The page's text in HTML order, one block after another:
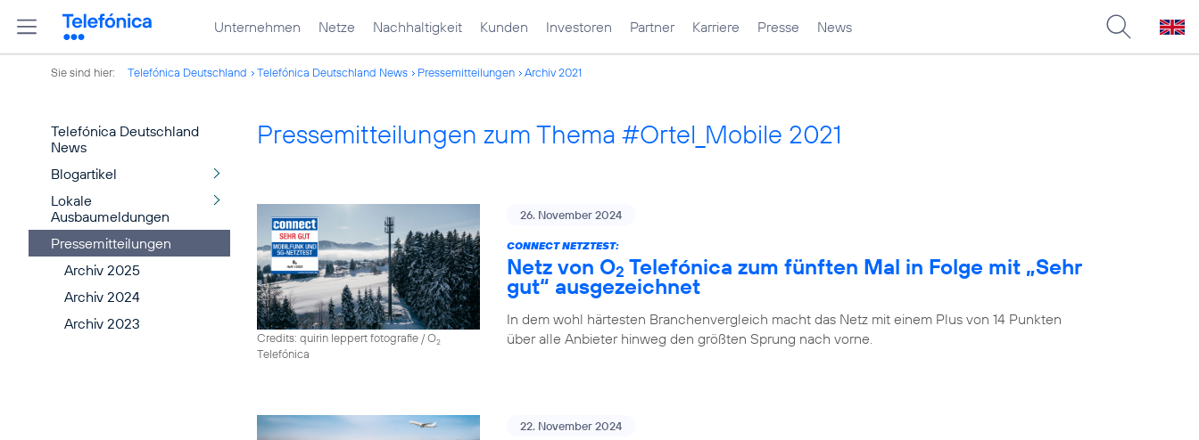
Unternehmen Netze Nachhaltigkeit Kunden Investoren Partner Karriere Presse News
Sie sind hier: Telefónica Deutschland Telefónica Deutschland News Pressemitteilungen Archiv 2021
Telefónica Deutschland
News
Blogartikel
Lokale
Ausbaumeldungen
Pressemitteilungen
Archiv 2025
Archiv 2024
Archiv 2023
Pressemitteilungen zum Thema #Ortel_Mobile 2021
Credits: quirin leppert fotografie / O2
Telefónica
26. November 2024
CONNECT NETZTEST:
Netz von O2 Telefónica zum fünften Mal in Folge mit „Sehr
gut“ ausgezeichnet
In dem wohl härtesten Branchenvergleich macht das Netz mit einem Plus von 14 Punkten
über alle Anbieter hinweg den größten Sprung nach vorne.
22. November 2024